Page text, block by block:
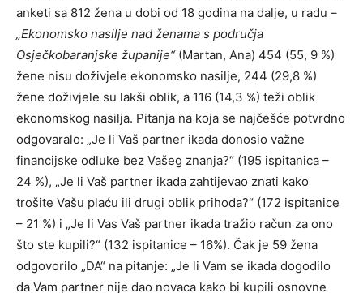
anketi sa 812 žena u dobi od 18 godina na dalje, u radu –
„Ekonomsko nasilje nad ženama s područja
Osječkobaranjske županije“(Martan, Ana) 454 (55, 9 %)
žene nisu doživjele ekonomsko nasilje, 244 (29,8 %)
žene doživjele su lakši oblik, a 116 (14,3 %) teži oblik
ekonomskog nasilja. Pitanja na koja se najčešće potvrdno
odgovaralo: „Je li Vaš partner ikada donosio važne
financijske odluke bez Vašeg znanja?“ (195 ispitanica –
24 %), „Je li Vaš partner ikada zahtijevao znati kako
trošite Vašu plaću ili drugi oblik prihoda?“ (172 ispitanice
– 21 %) i „Je li Vas Vaš partner ikada tražio račun za ono
što ste kupili?“ (132 ispitanice – 16%). Čak je 59 žena
odgovorilo „DA“ na pitanje: „Je li Vam se ikada dogodilo
da Vam partner nije dao novaca kako bi kupili osnovne